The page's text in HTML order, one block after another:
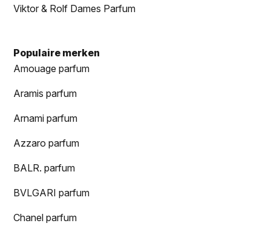
Viktor & Rolf Dames Parfum
Populaire merken
Amouage parfum
Aramis parfum
Arnami parfum
Azzaro parfum
BALR. parfum
BVLGARI parfum
Chanel parfum